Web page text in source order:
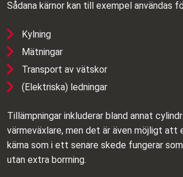
Sådana kärnor kan till exempel användas
Kylning
Mätningar
Transport av vätskor
(Elektriska) ledningar
Tillämpningar inkluderar bland annat
värmeväxlare, men det är även möjligt att
kärna som i ett senare skede fungerar
utan extra borrning.